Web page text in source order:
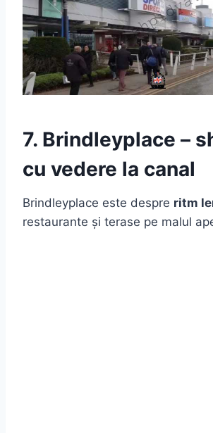
7. Brindleyplace –
cu vedere la canal
Brindleyplace este despre ritm
restaurante și terase pe malul